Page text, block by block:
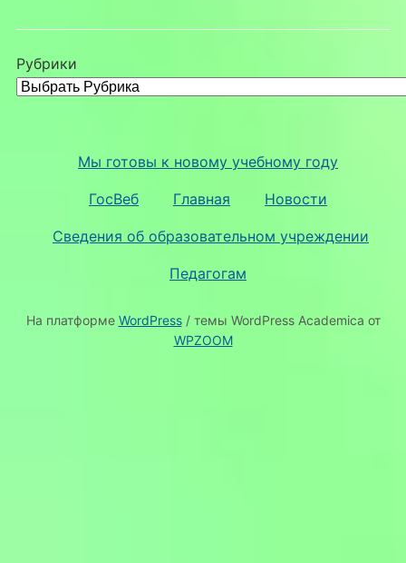
Рубрики
Мы готовы к новому учебному году
ГосВеб Главная Новости
Сведения об образовательном учреждении
Педагогам
На платформе WordPress/ темы WordPress Academica от
WPZOOM